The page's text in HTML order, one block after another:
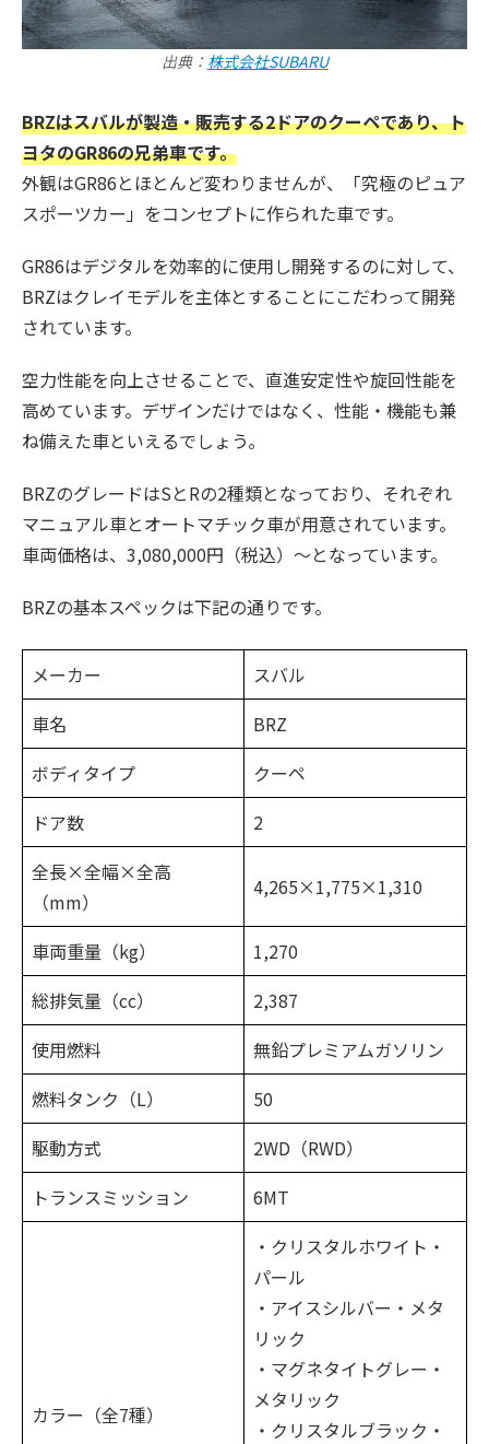
出典： 株式会社SUBARU
BRZはスバルが製造・販売する2ドアのクーペであり、ト
ヨタのGR86の兄弟車です。
外観はGR86とほとんど変わりませんが、「究極のピュア
スポーツカー」をコンセプトに作られた車です。
GR86はデジタルを効率的に使用し開発するのに対して、
BRZはクレイモデルを主体とすることにこだわって開発
されています。
空力性能を向上させることで、直進安定性や旋回性能を
高めています。デザインだけではなく、性能・機能も兼
ね備えた車といえるでしょう。
BRZのグレードはSとRの2種類となっており、それぞれ
マニュアル車とオートマチック車が用意されています。
車両価格は、3,080,000円（税込）〜となっています。
BRZの基本スペックは下記の通りです。
メーカー
スバル
車名
BRZ
ボディタイプ
クーペ
ドア数
2
全長×全幅×全高
（mm）
4,265×1,775×1,310
車両重量（kg）
1,270
総排気量（cc）
2,387
使用燃料
無鉛プレミアムガソリン
燃料タンク（L）
50
駆動方式
2WD（RWD）
トランスミッション
6MT
カラー（全7種）
・クリスタルホワイト・
パール
・アイスシルバー・メタ
リック
・マグネタイトグレー・
メタリック
・クリスタルブラック・